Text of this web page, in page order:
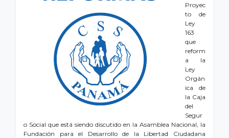
Proyec
to de
Ley
163
que
reform
a la
Ley
Orgán
ica de
la Caja
del
Segur
o Social que está siendo discutido en la Asamblea Nacional, la
Fundación para el Desarrollo de la Libertad Ciudadana